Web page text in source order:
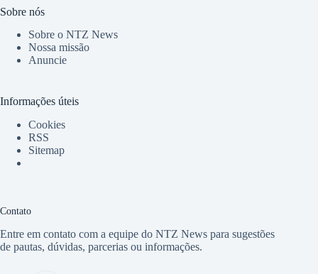
Sobre nós
Sobre o NTZ News
Nossa missão
Anuncie
Informações úteis
Cookies
RSS
Sitemap
Contato
Entre em contato com a equipe do NTZ News para sugestões
de pautas, dúvidas, parcerias ou informações.